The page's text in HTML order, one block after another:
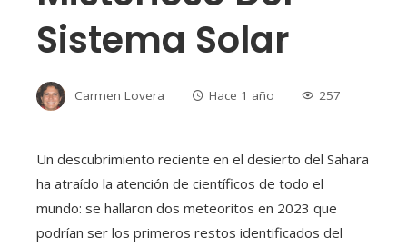
Sistema Solar
Carmen Lovera Hace 1 año 257
Un descubrimiento reciente en el desierto del Sahara
ha atraído la atención de científicos de todo el
mundo: se hallaron dos meteoritos en 2023 que
podrían ser los primeros restos identificados del